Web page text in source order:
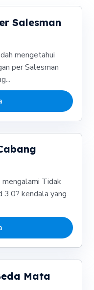
Salesman
mengetahui
per Salesman
mengalami Tidak
3.0? kendala yang
Mata